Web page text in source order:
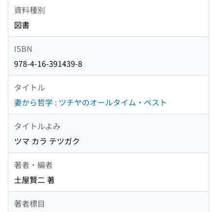
資料種別
図書
ISBN
978-4-16-391439-8
タイトル
妻から哲学 : ツチヤのオールタイム・ベスト
タイトルよみ
ツマ カラ テツガク
著者・編者
土屋賢二 著
著者標目